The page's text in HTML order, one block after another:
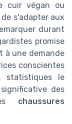
cuir végan ou
s'adapter aux
durant
promise
à une demande
conscientes
statistiques le
des
chaussures